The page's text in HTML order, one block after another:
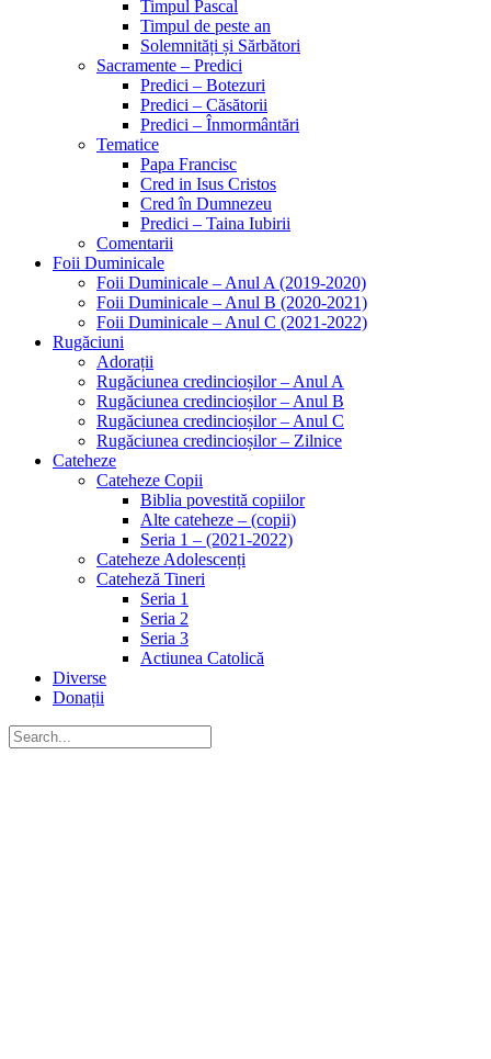
Timpul Pascal
Timpul de peste an
Solemnități și Sărbători
Sacramente – Predici
Predici – Botezuri
Predici – Căsătorii
Predici – Înmormântări
Tematice
Papa Francisc
Cred in Isus Cristos
Cred în Dumnezeu
Predici – Taina Iubirii
Comentarii
Foii Duminicale
Foii Duminicale – Anul A (2019-2020)
Foii Duminicale – Anul B (2020-2021)
Foii Duminicale – Anul C (2021-2022)
Rugăciuni
Adorații
Rugăciunea credincioșilor – Anul A
Rugăciunea credincioșilor – Anul B
Rugăciunea credincioșilor – Anul C
Rugăciunea credincioșilor – Zilnice
Cateheze
Cateheze Copii
Biblia povestită copiilor
Alte cateheze – (copii)
Seria 1 – (2021-2022)
Cateheze Adolescenți
Cateheză Tineri
Seria 1
Seria 2
Seria 3
Actiunea Catolică
Diverse
Donații